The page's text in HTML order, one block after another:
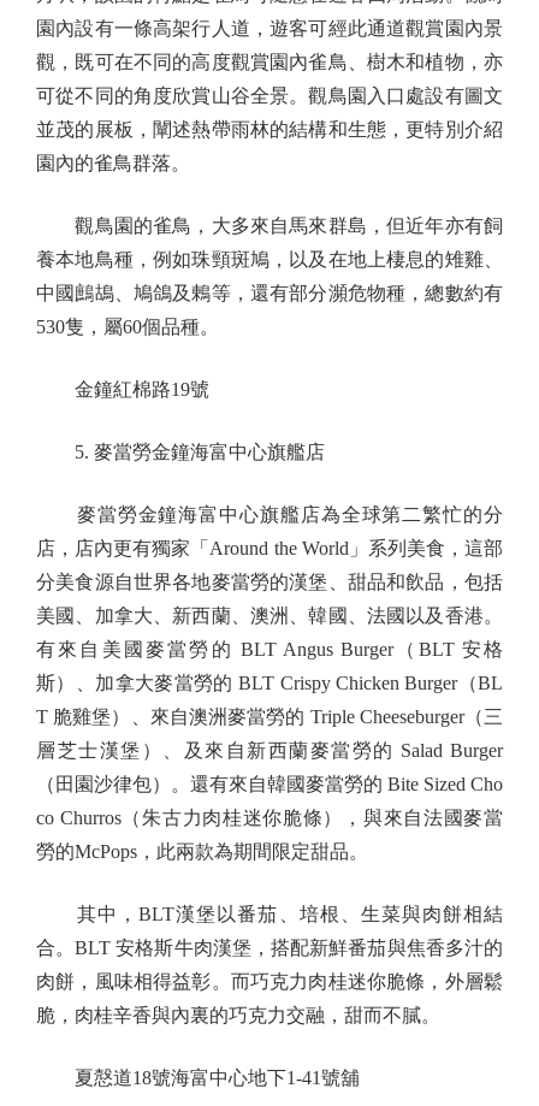
園內設有一條高架行人道，遊客可經此通道觀賞園內景
觀，既可在不同的高度觀賞園內雀鳥、樹木和植物，亦
可從不同的角度欣賞山谷全景。觀鳥園入口處設有圖文
並茂的展板，闡述熱帶雨林的結構和生態，更特別介紹
園內的雀鳥群落。
觀鳥園的雀鳥，大多來自馬來群島，但近年亦有飼
養本地鳥種，例如珠頸斑鳩，以及在地上棲息的雉雞、
中國鷓鴣、鳩鴿及鶇等，還有部分瀕危物種，總數約有
530隻，屬60個品種。
金鐘紅棉路19號
5. 麥當勞金鐘海富中心旗艦店
麥當勞金鐘海富中心旗艦店為全球第二繁忙的分
店，店內更有獨家「Around the World」系列美食，這部
分美食源自世界各地麥當勞的漢堡、甜品和飲品，包括
美國、加拿大、新西蘭、澳洲、韓國、法國以及香港。
有來自美國麥當勞的 BLT Angus Burger（BLT 安格
斯）、加拿大麥當勞的 BLT Crispy Chicken Burger（BL
T 脆雞堡）、來自澳洲麥當勞的 Triple Cheeseburger（三
層芝士漢堡）、及來自新西蘭麥當勞的 Salad Burger
（田園沙律包）。還有來自韓國麥當勞的 Bite Sized Cho
co Churros（朱古力肉桂迷你脆條），與來自法國麥當
勞的McPops，此兩款為期間限定甜品。
其中，BLT漢堡以番茄、培根、生菜與肉餅相結
合。BLT 安格斯牛肉漢堡，搭配新鮮番茄與焦香多汁的
肉餅，風味相得益彰。而巧克力肉桂迷你脆條，外層鬆
脆，肉桂辛香與內裏的巧克力交融，甜而不膩。
夏慤道18號海富中心地下1-41號舖